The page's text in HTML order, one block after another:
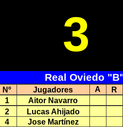
3
Real Oviedo
Nº Jugadores A
R
1
Aitor Navarro
2
Lucas Ahijado
4
Jose Martínez